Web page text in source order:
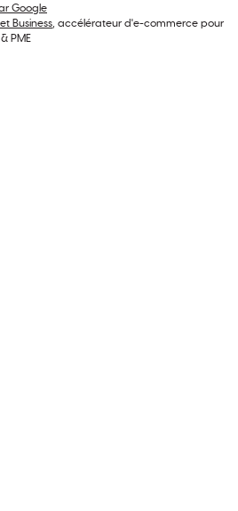
Google
Business, accélérateur d'e-commerce pour
PME